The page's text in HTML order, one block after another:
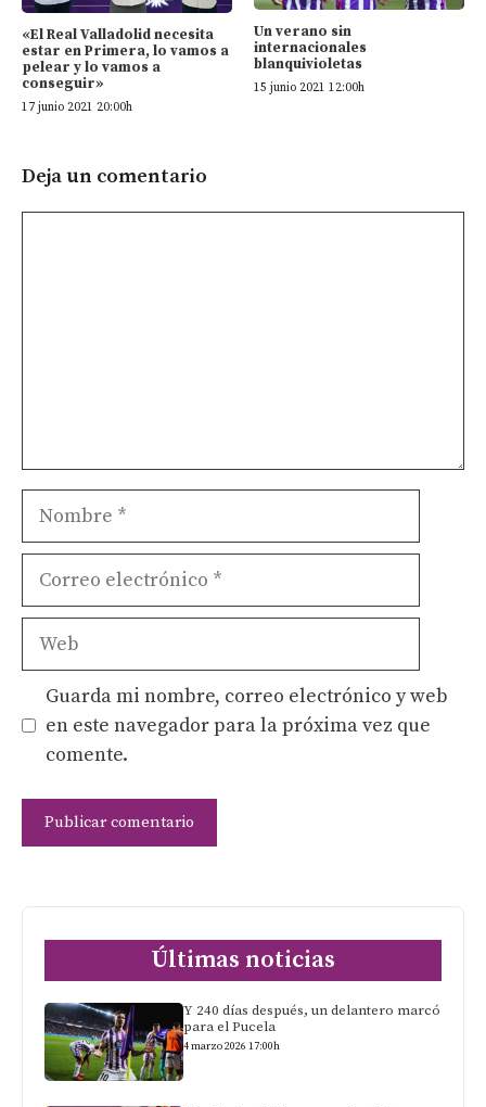
«El Real Valladolid necesita
estar en Primera, lo vamos a
pelear y lo vamos a
conseguir»
17 junio 2021 20:00h
Un verano sin
internacionales
blanquivioletas
15 junio 2021 12:00h
Deja un comentario
Nombre
Correo
Web
Guarda mi nombre, correo electrónico y web
en este navegador para la próxima vez que
comente.
Últimas noticias
Y 240 días después, un delantero marcó
para el Pucela
4 marzo 2026 17:00h